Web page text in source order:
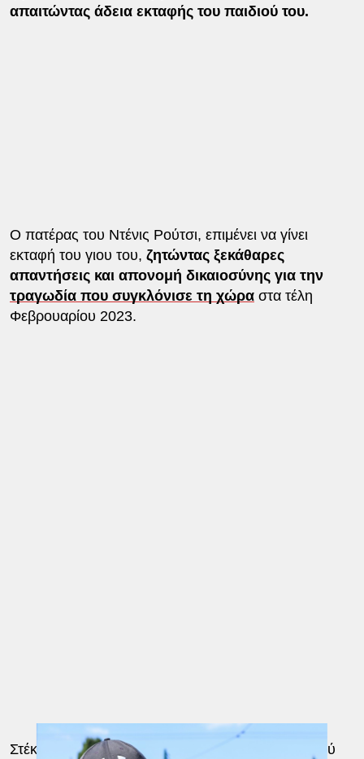
απαιτώντας άδεια εκταφής του παιδιού του.
Ο πατέρας του Ντένις Ρούτσι, επιμένει να γίνει
εκταφή του γιου του, ζητώντας ξεκάθαρες
απαντήσεις και απονομή δικαιοσύνης για την
τραγωδία που συγκλόνισε τη χώραστα τέλη
Φεβρουαρίου 2023.
Στέκεται εκεί που είναι γραμμένο το όνομα του γιού